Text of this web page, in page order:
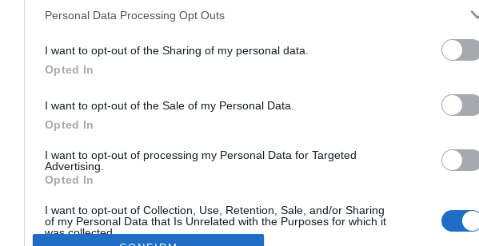
Personal Data Processing Opt Outs
I want to opt-out of the Sharing of my personal data.
Opted In
I want to opt-out of the Sale of my Personal Data.
Opted In
I want to opt-out of processing my Personal Data for Targeted
Advertising.
Opted In
I want to opt-out of Collection, Use, Retention, Sale, and/or Sharing
of my Personal Data that Is Unrelated with the Purposes for which it
was collected.